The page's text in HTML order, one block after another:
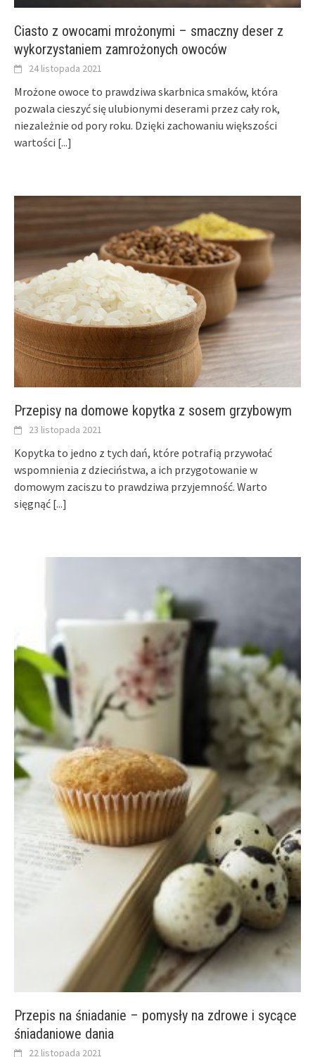
Ciasto z owocami mrożonymi – smaczny deser z
wykorzystaniem zamrożonych owoców
24 listopada 2021
Mrożone owoce to prawdziwa skarbnica smaków, która
pozwala cieszyć się ulubionymi deserami przez cały rok,
niezależnie od pory roku. Dzięki zachowaniu większości
wartości [...]
Przepisy na domowe kopytka z sosem grzybowym
23 listopada 2021
Kopytka to jedno z tych dań, które potrafią przywołać
wspomnienia z dzieciństwa, a ich przygotowanie w
domowym zaciszu to prawdziwa przyjemność. Warto
sięgnąć [...]
Przepis na śniadanie – pomysły na zdrowe i sycące
śniadaniowe dania
22 listopada 2021